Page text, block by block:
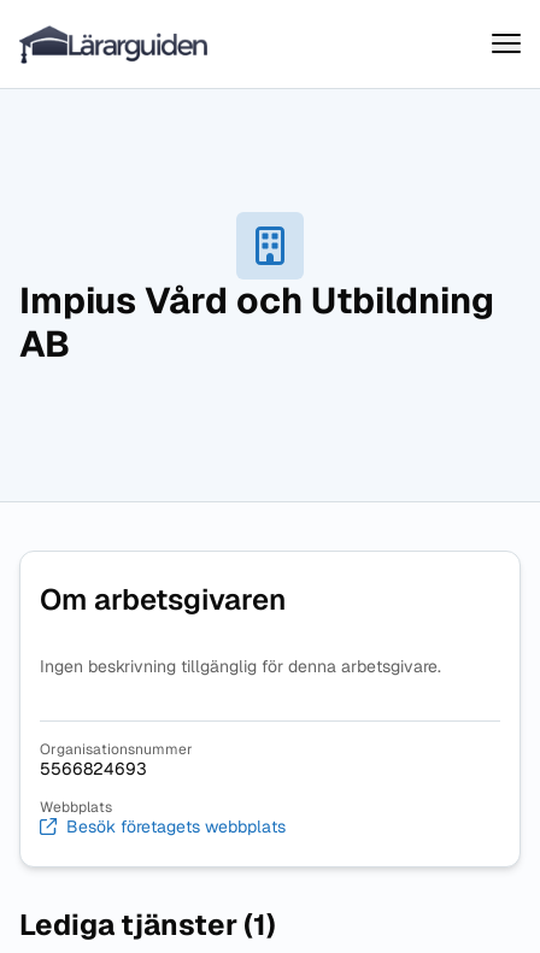
Hoppa till innehåll
Lärarguiden
Impius Vård och Utbildning
AB
Om arbetsgivaren
Ingen beskrivning tillgänglig för denna arbetsgivare.
Organisationsnummer
5566824693
Webbplats
Besök företagets webbplats
Lediga tjänster (1)